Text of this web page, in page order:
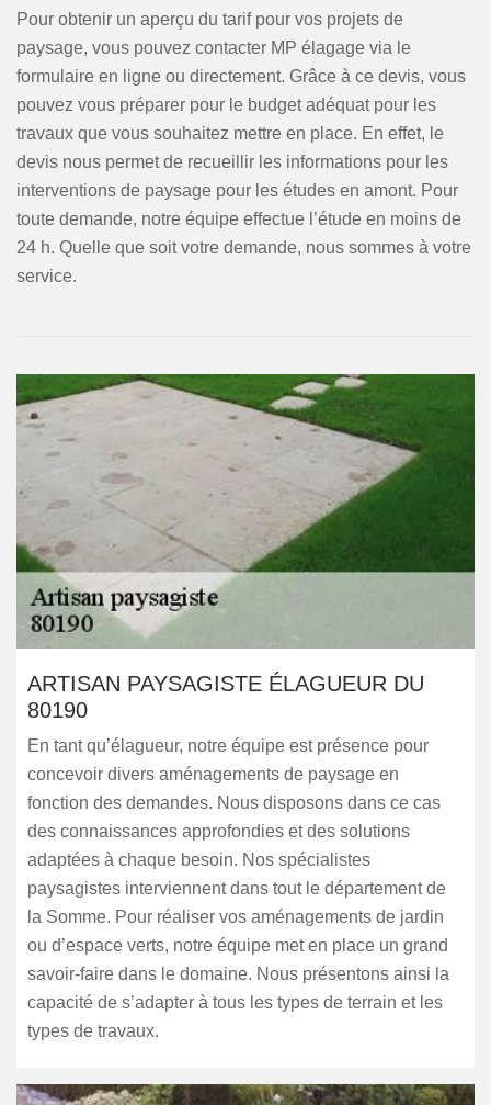
Pour obtenir un aperçu du tarif pour vos projets de
paysage, vous pouvez contacter MP élagage via le
formulaire en ligne ou directement. Grâce à ce devis, vous
pouvez vous préparer pour le budget adéquat pour les
travaux que vous souhaitez mettre en place. En effet, le
devis nous permet de recueillir les informations pour les
interventions de paysage pour les études en amont. Pour
toute demande, notre équipe effectue l’étude en moins de
24 h. Quelle que soit votre demande, nous sommes à votre
service.
ARTISAN PAYSAGISTE ÉLAGUEUR DU
80190
En tant qu’élagueur, notre équipe est présence pour
concevoir divers aménagements de paysage en
fonction des demandes. Nous disposons dans ce cas
des connaissances approfondies et des solutions
adaptées à chaque besoin. Nos spécialistes
paysagistes interviennent dans tout le département de
la Somme. Pour réaliser vos aménagements de jardin
ou d’espace verts, notre équipe met en place un grand
savoir-faire dans le domaine. Nous présentons ainsi la
capacité de s’adapter à tous les types de terrain et les
types de travaux.